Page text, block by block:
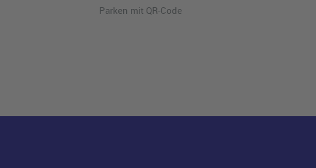
Parken mit QR-Code